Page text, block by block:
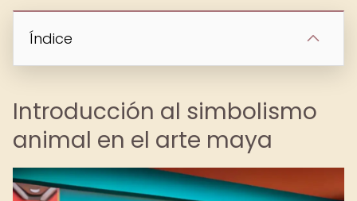
Índice
Introducción al simbolismo
animal en el arte maya